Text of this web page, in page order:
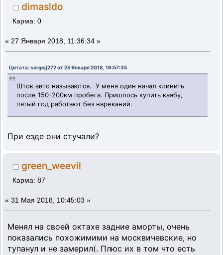
dimasldo
Карма: 0
« 27 Января 2018, 11:36:34 »
Цитата: sergejj272 от 25 Января 2018, 19:57:35
Шток авто называются. У меня один начал клинить
после 150-200км пробега. Пришлось купить каябу,
пятый год работают без нареканий.
При езде они стучали?
green_weevil
Карма: 87
« 31 Мая 2018, 10:45:03 »
Менял на своей октахе задние аморты, очень
показались похожимими на москвичевские, но
тупанул и не замерил(. Плюс их в том что есть